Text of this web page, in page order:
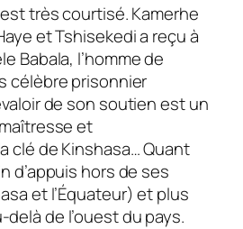
très courtisé. Kamerhe
et Tshisekedi a reçu à
Babala, l’homme de
célèbre prisonnier
de son soutien est un
et
clé de Kinshasa… Quant
d’appuis hors de ses
et l’Équateur) et plus
de l’ouest du pays.